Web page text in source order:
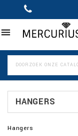

HANGERS
Hangers